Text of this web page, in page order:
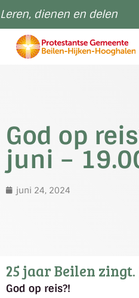
Leren, dienen en delen
God op
juni –
juni 24, 2024
25 jaar Beilen zingt.
God op reis?!